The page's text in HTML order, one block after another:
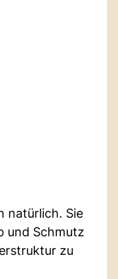
natürlich. Sie
und Schmutz
zu